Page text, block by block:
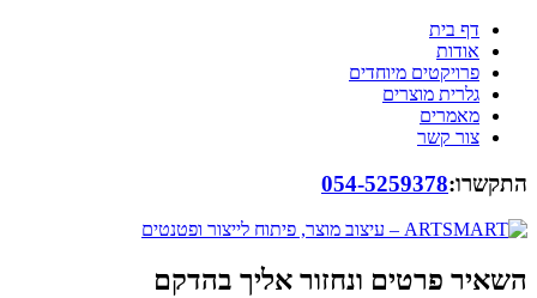
דף בית
אודות
פרויקטים מיוחדים
גלרית מוצרים
מאמרים
צור קשר
התקשרו:054-5259378
השאיר פרטים ונחזור אליך בהדקם